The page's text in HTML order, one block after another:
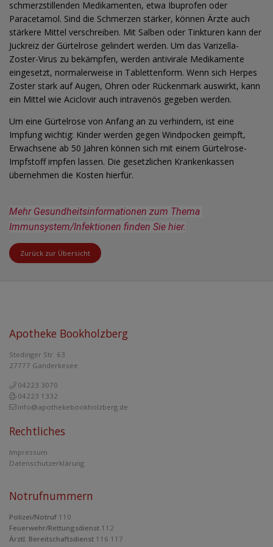
Zurück zur Übersicht
schmerzstillenden Medikamenten, etwa Ibuprofen oder
Paracetamol. Sind die Schmerzen stärker, können Ärzte auch
stärkere Mittel verschreiben. Mit Salben oder Tinkturen kann der
Juckreiz der Gürtelrose gelindert werden. Um das Varizella-
Zoster-Virus zu bekämpfen, werden antivirale Medikamente
eingesetzt, normalerweise in Tablettenform. Wenn sich Herpes
Zoster stark auf Augen, Ohren oder Rückenmark auswirkt, kann
ein Mittel wie Aciclovir auch intravenös gegeben werden.
Um eine Gürtelrose von Anfang an zu verhindern, ist eine
Impfung wichtig: Kinder werden gegen Windpocken geimpft,
Erwachsene ab 50 Jahren können sich mit einem Gürtelrose-
Impfstoff impfen lassen. Die gesetzlichen Krankenkassen
übernehmen die Kosten hierfür.
Mehr Gesundheitsinformationen zum Thema
Immunsystem/Infektionen finden Sie hier.
Apotheke Bookholzberg
Stedinger Str. 63
27777 Ganderkesee
04223 3070
04223 1332
info@apothekebookholzberg.de
Rechtliches
Impressum
Datenschutzerklärung
Notrufnummern
Polizei/Notruf 110
Feuerwehr/Rettungsdienst 112
Ärztl. Bereitschaftsdienst 116 117